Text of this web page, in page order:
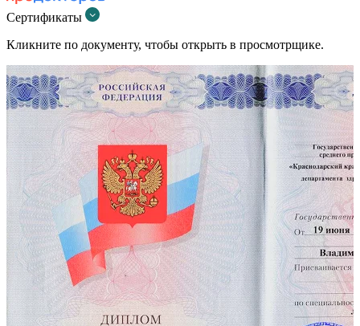
Сертификаты
Кликните по документу, чтобы открыть в просмотрщике.